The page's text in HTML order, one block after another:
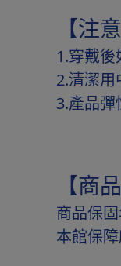
【注
1.穿戴後
2.清潔用
3.產品彈
【商
商品保
本館保